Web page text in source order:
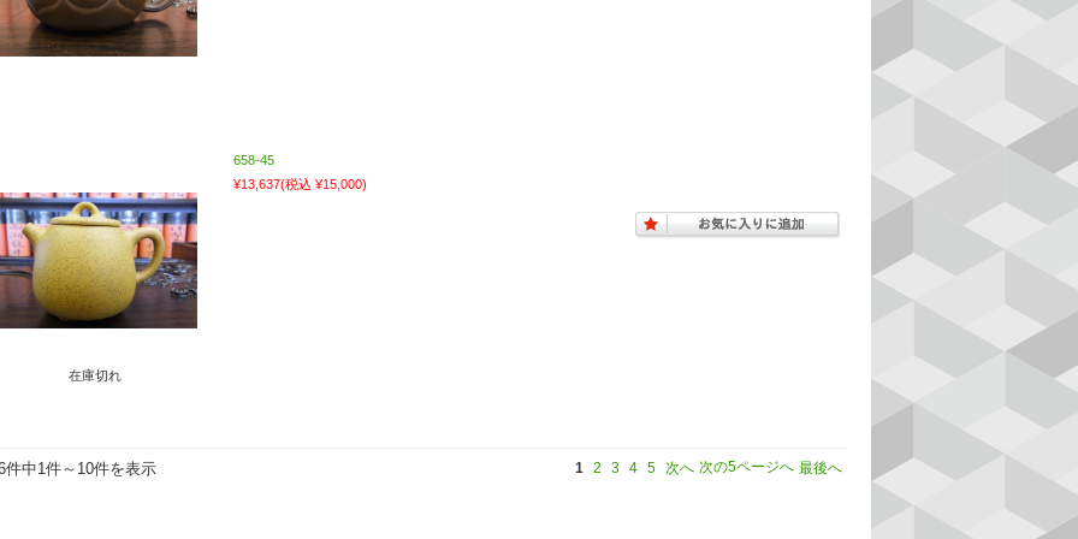
在庫切れ
658-45
¥13,637(税込 ¥15,000)
件中1件～10件を表示 1 2 3 4 5 次へ 次の5ページへ 最後へ